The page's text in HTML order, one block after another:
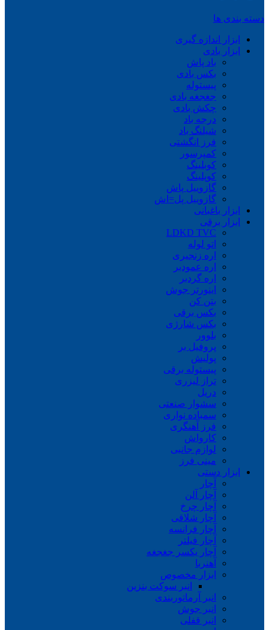
دسته بندی ها
ابزار اندازه گیری
ابزار بادی
باد پاش
بکس بادی
پیستوله
جغجغه بادی
چکش بادی
درجه باد
شیلنگ باد
فرز انگشتی
کمپرسور
کوبلینگ
کوپلینگ
گازوییل پاش
گازوییل پل=اش
ابزار باغبانی
ابزار برقی
LDKD TVC
اتو لوله
اره زنجیری
اره عمودبر
اره گردبر
اینورتر جوش
بتن کن
بکس برقی
بکس شارژی
بلوور
پروفیل بر
پولیش
پیستوله برقی
تراز لیزری
دریل
سشوار صنعتی
سمباده نواری
فرز آهنگری
کارواش
لوازم جانبی
مینی فرز
ابزار دستی
آچار
آچار آلن
آچار چرخ
آچار شلاقی
آچار فرانسه
آچار فیلتر
آچار یکسر جغجغه
آهنربا
ابزار مخصوص
انبر سوکت بنزین
انبر آرماتوربندی
انبر جوش
انبر قفلی